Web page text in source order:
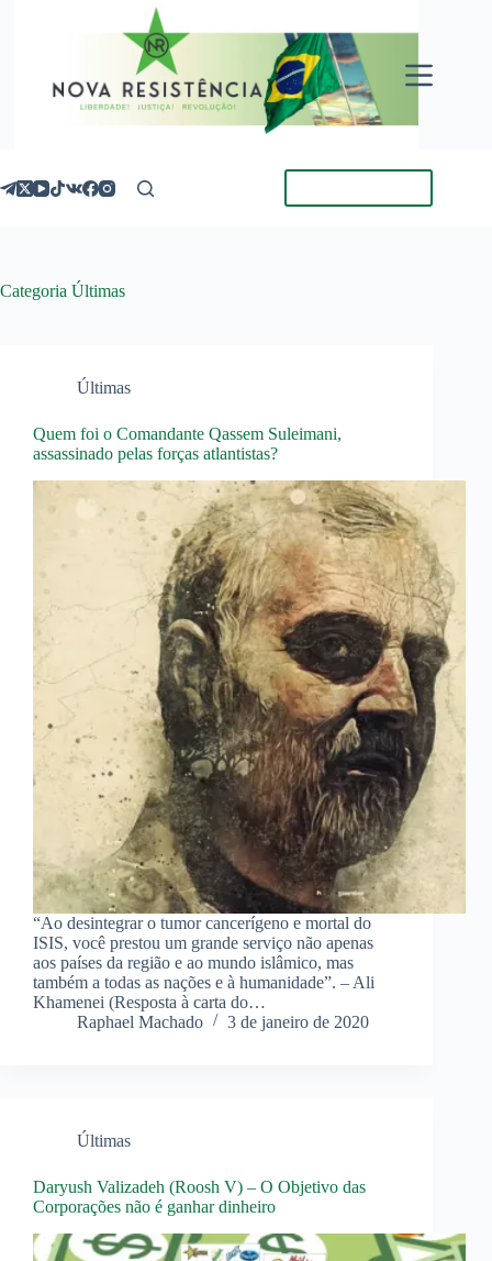
Categoria Últimas
Últimas
Quem foi o Comandante Qassem Suleimani,
assassinado pelas forças atlantistas?
“Ao desintegrar o tumor cancerígeno e mortal do
ISIS, você prestou um grande serviço não apenas
aos países da região e ao mundo islâmico, mas
também a todas as nações e à humanidade”. – Ali
Khamenei (Resposta à carta do…
Raphael Machado
3 de janeiro de 2020
Últimas
Daryush Valizadeh (Roosh V) – O Objetivo das
Corporações não é ganhar dinheiro